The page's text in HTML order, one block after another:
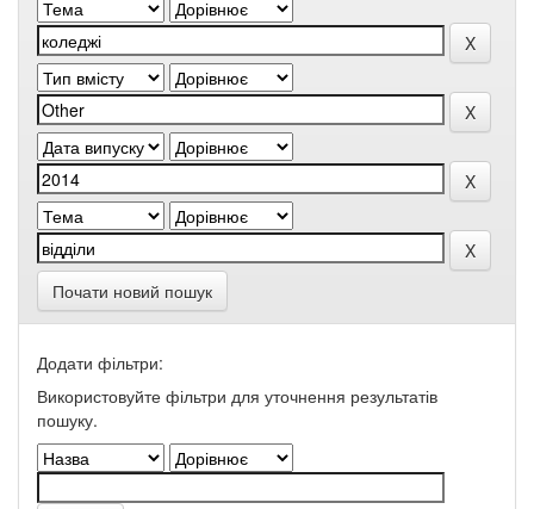
Почати новий пошук
Додати фільтри:
Використовуйте фільтри для уточнення результатів
пошуку.